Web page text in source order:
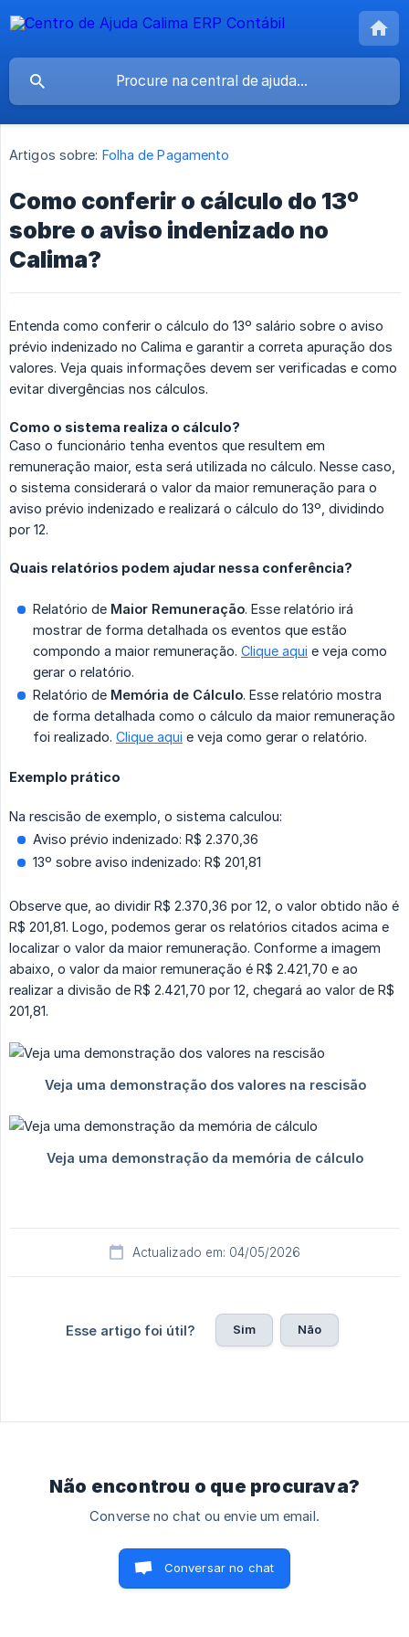
Artigos sobre: Folha de Pagamento
Como conferir o cálculo do 13º
sobre o aviso indenizado no
Calima?
Entenda como conferir o cálculo do 13º salário sobre o aviso
prévio indenizado no Calima e garantir a correta apuração dos
valores. Veja quais informações devem ser verificadas e como
evitar divergências nos cálculos.
Como o sistema realiza o cálculo?
Caso o funcionário tenha eventos que resultem em
remuneração maior, esta será utilizada no cálculo. Nesse caso,
o sistema considerará o valor da maior remuneração para o
aviso prévio indenizado e realizará o cálculo do 13º, dividindo
por 12.
Quais relatórios podem ajudar nessa conferência?
Relatório de Maior Remuneração. Esse relatório irá
mostrar de forma detalhada os eventos que estão
compondo a maior remuneração. Clique aqui e veja como
gerar o relatório.
Relatório de Memória de Cálculo. Esse relatório mostra
de forma detalhada como o cálculo da maior remuneração
foi realizado. Clique aqui e veja como gerar o relatório.
Exemplo prático
Na rescisão de exemplo, o sistema calculou:
Aviso prévio indenizado: R$ 2.370,36
13º sobre aviso indenizado: R$ 201,81
Observe que, ao dividir R$ 2.370,36 por 12, o valor obtido não é
R$ 201,81. Logo, podemos gerar os relatórios citados acima e
localizar o valor da maior remuneração. Conforme a imagem
abaixo, o valor da maior remuneração é R$ 2.421,70 e ao
realizar a divisão de R$ 2.421,70 por 12, chegará ao valor de R$
201,81.
Actualizado em: 04/05/2026
Esse artigo foi útil? Sim Não
Não encontrou o que procurava?
Converse no chat ou envie um email.
Conversar no chat